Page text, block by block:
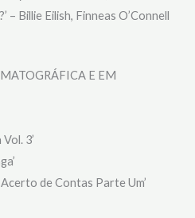
– Billie Eilish, Finneas O’Connell
E EM
3’
de Contas Parte Um’